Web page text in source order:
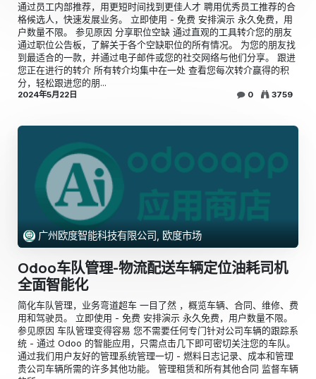
通过员工内部推荐，用更短时间找到更佳人才 聘用优秀员工推荐的合
格候选人，快速发展业务。 立即使用 - 免费 安排演示 永久免费，用
户数量不限。 参见原因 分享职位空缺 通过直观的工具转介您的朋友
通过职位公告板，了解关于各个空缺职位的所有情况。 为您的朋友找
到最适合的一款，并通过电子邮件或您的社交网络与他们分享。 跟进
您正在进行的转介 所有转介均集中在一处 查看您每次转介赢得的积
分，轻松跟进您的朋...
2024年5月22日 0 3759
广州欧度智能科技有限公司, 欧度市场
Odoo车队管理-物流配送车辆定位油耗司机
全面智能化
简化车队管理，业务弯道超车 一目了然 ，概览车辆、合同、维修、费
用和驾驶员。 立即使用 - 免费 安排演示 永久免费，用户数量不限。
参见原因 车队管理变得容易 您不需要任何专门针对公司车辆的跟踪系
统 - 通过 Odoo 的智能应用，只需点击几下即可密切关注您的车队。
通过我们用户友好的管理系统管理一切 - 燃料日志记录、成本和管理
贵公司车辆所需的许多其他功能。 管理租赁和所有其他合同 监督车辆